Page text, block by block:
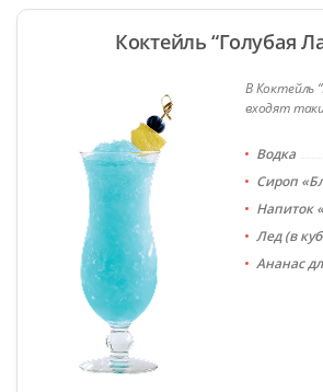
Коктейль “Голубая
В Коктейль
входят
Водка
Сироп
Напиток
Лед (в
Ананас